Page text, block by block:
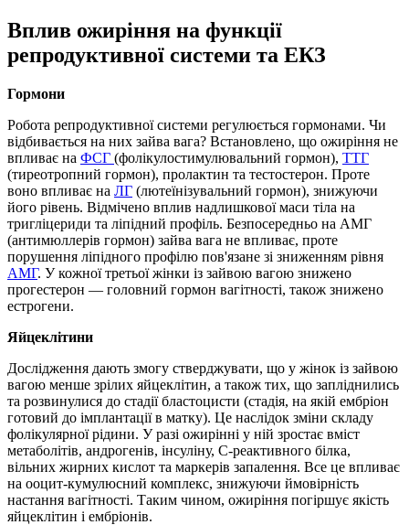
Вплив ожиріння на функції
репродуктивної системи та ЕКЗ
Гормони
Робота репродуктивної системи регулюється гормонами. Чи
відбивається на них зайва вага? Встановлено, що ожиріння не
впливає на ФСГ (фолікулостимулювальний гормон), ТТГ
(тиреотропний гормон), пролактин та тестостерон. Проте
воно впливає на ЛГ (лютеїнізувальний гормон), знижуючи
його рівень. Відмічено вплив надлишкової маси тіла на
тригліцериди та ліпідний профіль. Безпосередньо на АМГ
(антимюллерів гормон) зайва вага не впливає, проте
порушення ліпідного профілю пов'язане зі зниженням рівня
АМГ. У кожної третьої жінки із зайвою вагою знижено
прогестерон — головний гормон вагітності, також знижено
естрогени.
Яйцеклітини
Дослідження дають змогу стверджувати, що у жінок із зайвою
вагою менше зрілих яйцеклітин, а також тих, що запліднились
та розвинулися до стадії бластоцисти (стадія, на якій ембріон
готовий до імплантації в матку). Це наслідок зміни складу
фолікулярної рідини. У разі ожирінні у ній зростає вміст
метаболітів, андрогенів, інсуліну, С-реактивного білка,
вільних жирних кислот та маркерів запалення. Все це впливає
на ооцит-кумулюсний комплекс, знижуючи ймовірність
настання вагітності. Таким чином, ожиріння погіршує якість
яйцеклітин і ембріонів.